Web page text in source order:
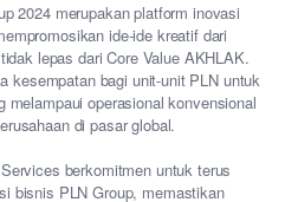
2024 merupakan platform inovasi
ide-ide kreatif dari
lepas dari Core Value AKHLAK.
kesempatan bagi unit-unit PLN untuk
melampaui operasional konvensional
di pasar global.
berkomitmen untuk terus
bisnis PLN Group, memastikan